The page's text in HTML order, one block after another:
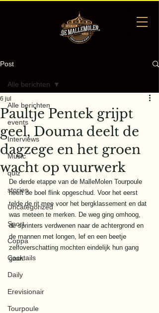
Post
Alle berichten
events
Interviews
Music
quiz
stories
Uncategorized
Sport
Coppa
Cocktails
Daily
Erevisionair
Tourpoule
Alle berichten
Paultje Pentek grijpt
geel, Douma deelt de
dagzege en het groen
wacht op vuurwerk
6 jul
De derde etappe van de MalleMolen Tourpoule
heeft de boel flink opgeschud. Voor het eerst
telde de rit mee voor het bergklassement en dat
was meteen te merken. De weg ging omhoog,
de sprinters verdwenen naar de achtergrond en
de mannen met longen, lef en een beetje
zelfoverschatting mochten eindelijk hun gang
gaan.